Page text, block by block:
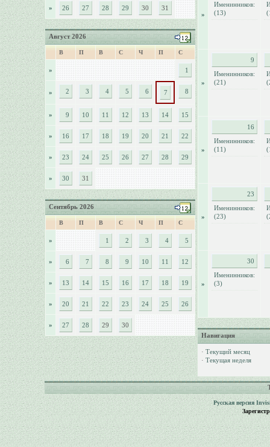
» 26 27 28 29 30 31
Август 2026
В П В С Ч П С
» 1
» 2 3 4 5 6 7 8
» 9 10 11 12 13 14 15
» 16 17 18 19 20 21 22
» 23 24 25 26 27 28 29
» 30 31
Сентябрь 2026
В П В С Ч П С
» 1 2 3 4 5
» 6 7 8 9 10 11 12
» 13 14 15 16 17 18 19
» 20 21 22 23 24 25 26
» 27 28 29 30
»
Именинников:
(13)
»
9
Именинников:
(21)
»
16
Именинников:
(11)
»
23
Именинников:
(23)
»
30
Именинников:
(3)
Навигация
· Текущий месяц
· Текущая неделя
Русская версия